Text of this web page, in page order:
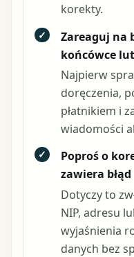
korekty.
✓
Zareaguj na
końcówce
Najpierw
doręczenia,
płatnikiem i
wiadomości
✓
Poproś o
zawiera błąd
Dotyczy to
NIP, adresu
wyjaśnienia
danych bez